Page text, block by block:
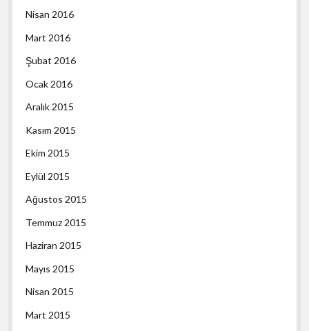
Nisan 2016
Mart 2016
Şubat 2016
Ocak 2016
Aralık 2015
Kasım 2015
Ekim 2015
Eylül 2015
Ağustos 2015
Temmuz 2015
Haziran 2015
Mayıs 2015
Nisan 2015
Mart 2015